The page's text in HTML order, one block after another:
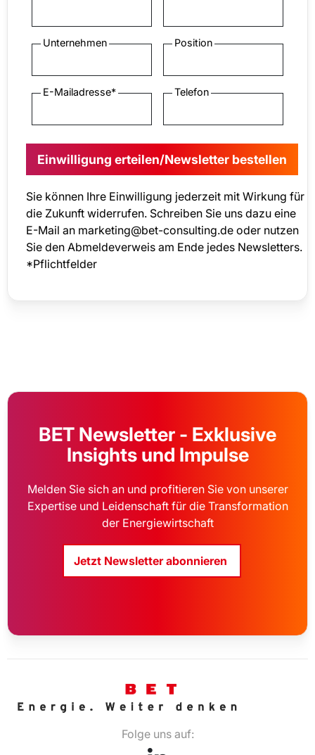
Unternehmen Position
E-Mailadresse* Telefon
Sie können Ihre Einwilligung jederzeit mit Wirkung für
die Zukunft widerrufen. Schreiben Sie uns dazu eine
E-Mail an marketing@bet-consulting.de oder nutzen
Sie den Abmeldeverweis am Ende jedes Newsletters.
*Pflichtfelder
BET Newsletter - Exklusive
Insights und Impulse
Melden Sie sich an und profitieren Sie von unserer
Expertise und Leidenschaft für die Transformation
der Energiewirtschaft
Jetzt Newsletter abonnieren
Folge uns auf: